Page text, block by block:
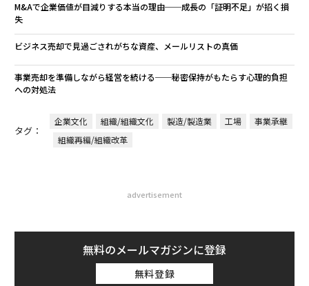
M&Aで企業価値が目減りする本当の理由──成長の「証明不足」が招く損
失
ビジネス売却で見過ごされがちな資産、メールリストの真価
事業売却を準備しながら経営を続ける──秘密保持がもたらす心理的負担
への対処法
タグ：
企業文化 組織/組織文化 製造/製造業 工場
事業承継
組織再編/組織改革
advertisement
無料のメールマガジンに登録
無料登録